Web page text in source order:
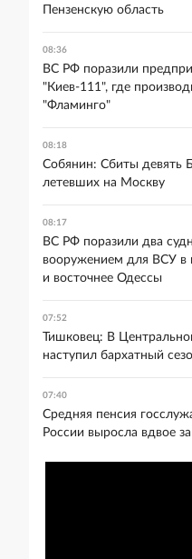
Пензенскую область
08:36
ВС РФ поразили
"Киев-111", где
"Фламинго"
08:18
Собянин: Сбиты девять
летевших на Москву
08:17
ВС РФ поразили два
вооружением для ВСУ
и восточнее Одессы
07:52
Тишковец: В
наступил бархатный
07:40
Средняя пенсия
России выросла вдвое